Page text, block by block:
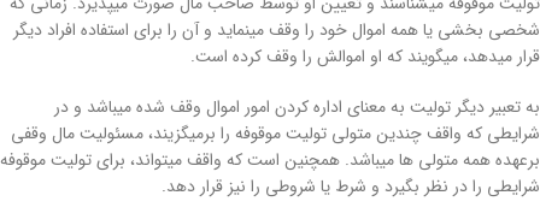
شخصی بخشی یا همه اموال خود را وقف می­نماید و آن را برای استفاده­ افراد دیگر
قرار می­دهد، می­گویند که او اموالش را وقف کرده است.
به­ تعبیر دیگر تولیت به معنای اداره کردن امور اموال وقف شده می­باشد و در
شرایطی که واقف چندین متولی تولیت موقوفه را برمی­گزیند، مسئولیت مال وقفی
برعهده همه­ متولی ­ها می­باشد. همچنین است که واقف می­تواند، برای تولیت موقوفه
شرایطی را در نظر بگیرد و شرط یا شروطی را نیز قرار دهد.